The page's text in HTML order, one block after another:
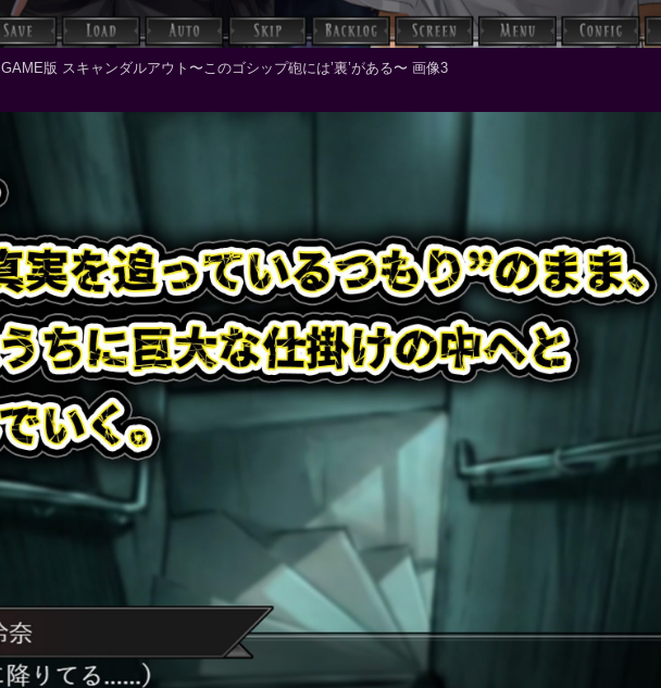
GAME版 スキャンダルアウト〜このゴシップ砲には’裏’がある〜 画像3